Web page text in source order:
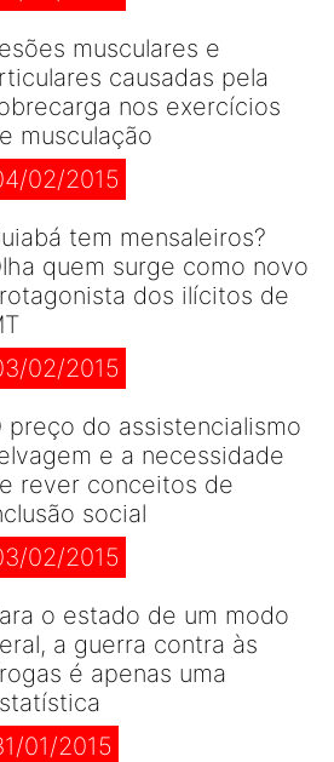
musculares e
causadas pela
nos exercícios
musculação
02/2015
tem mensaleiros?
quem surge como novo
dos ilícitos de
02/2015
preço do assistencialismo
e a necessidade
rever conceitos de
social
02/2015
o estado de um modo
a guerra contra às
é apenas uma
01/2015